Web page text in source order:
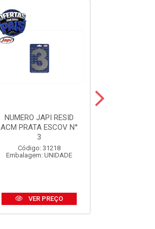
NUMERO JAPI RESID
ACM PRATA ESCOV N°
3
Código: 31218
Embalagem: UNIDADE
VER PREÇO